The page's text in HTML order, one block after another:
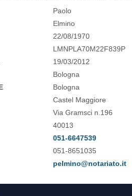
Paolo
Elmino
22/08/1970
LMNPLA70M22F839P
19/03/2012
Bologna
Bologna
Castel Maggiore
Via Gramsci n.196
40013
051-6647539
051-8651035
pelmino@notariato.it